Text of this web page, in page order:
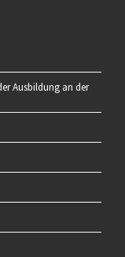
Ausbildung an der